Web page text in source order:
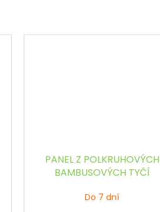
PANEL Z POLKRUHOVÝCH
BAMBUSOVÝCH TYČÍ
cm
Do 7 dní